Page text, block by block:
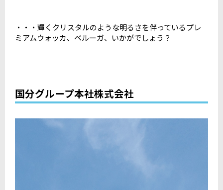
・・・輝くクリスタルのような明るさを伴っているプレ
ミアムウォッカ、ベルーガ、いかがでしょう？
国分グループ本社株式会社